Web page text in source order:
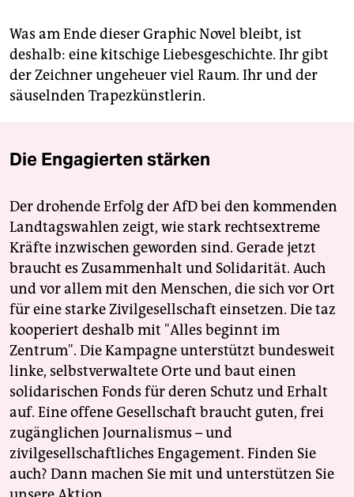
Was am Ende dieser Graphic Novel bleibt, ist
deshalb: eine kitschige Liebesgeschichte. Ihr gibt
der Zeichner ungeheuer viel Raum. Ihr und der
säuselnden Trapezkünstlerin.
Die Engagierten stärken
Der drohende Erfolg der AfD bei den kommenden
Landtagswahlen zeigt, wie stark rechtsextreme
Kräfte inzwischen geworden sind. Gerade jetzt
braucht es Zusammenhalt und Solidarität. Auch
und vor allem mit den Menschen, die sich vor Ort
für eine starke Zivilgesellschaft einsetzen. Die taz
kooperiert deshalb mit "Alles beginnt im
Zentrum". Die Kampagne unterstützt bundesweit
linke, selbstverwaltete Orte und baut einen
solidarischen Fonds für deren Schutz und Erhalt
auf. Eine offene Gesellschaft braucht guten, frei
zugänglichen Journalismus – und
zivilgesellschaftliches Engagement. Finden Sie
auch? Dann machen Sie mit und unterstützen Sie